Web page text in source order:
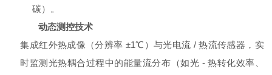
碳）。
动态测控技术
集成红外热成像（分辨率 ±1℃）与光电流 / 热流传感器，实
时监测光热耦合过程中的能量流分布（如光 - 热转化效率、